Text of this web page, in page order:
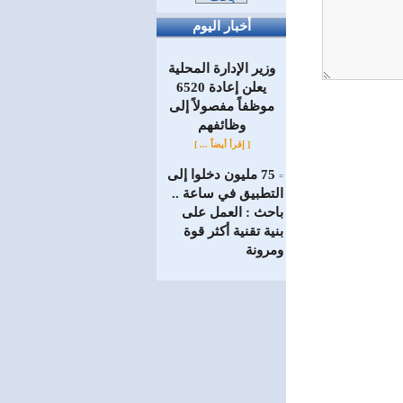
أخبار اليوم
وزير الإدارة المحلية
يعلن إعادة 6520
موظفاً مفصولاً إلى
‏وظائفهم
[ إقرأ أيضاً ... ]
=
75 مليون دخلوا إلى
التطبيق في ساعة ..
باحث : العمل على
بنية تقنية أكثر قوة
ومرونة